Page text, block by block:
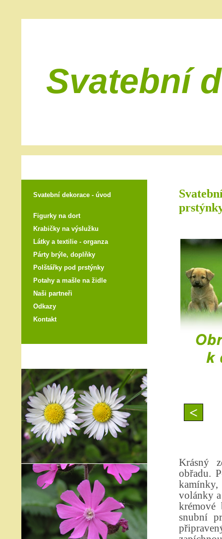
Svatební
Svatební dekorace - úvod
Figurky na dort
Krabičky na výslužku
Látky a textilie - organza
Párty brýle, doplňky
Polštářky pod prstýnky
Potahy a mašle na židle
Naši partneři
Odkazy
Kontakt
<
Krásný
obřadu.
kamínky,
volánky
krémové
snubní